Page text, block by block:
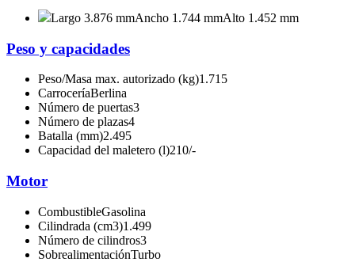
Largo 3.876 mmAncho 1.744 mmAlto 1.452 mm
Peso y capacidades
Peso/Masa max. autorizado (kg)1.715
CarroceríaBerlina
Número de puertas3
Número de plazas4
Batalla (mm)2.495
Capacidad del maletero (l)210/-
Motor
CombustibleGasolina
Cilindrada (cm3)1.499
Número de cilindros3
SobrealimentaciónTurbo